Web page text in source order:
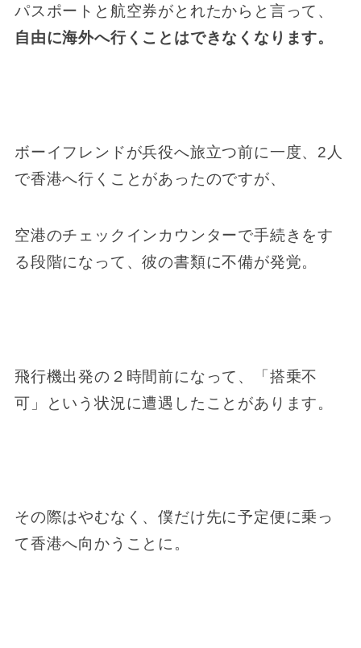
パスポートと航空券がとれたからと言って、
自由に海外へ行くことはできなくなります。
ボーイフレンドが兵役へ旅立つ前に一度、2人
で香港へ行くことがあったのですが、
空港のチェックインカウンターで手続きをす
る段階になって、彼の書類に不備が発覚。
飛行機出発の２時間前になって、「搭乗不
可」という状況に遭遇したことがあります。
その際はやむなく、僕だけ先に予定便に乗っ
て香港へ向かうことに。